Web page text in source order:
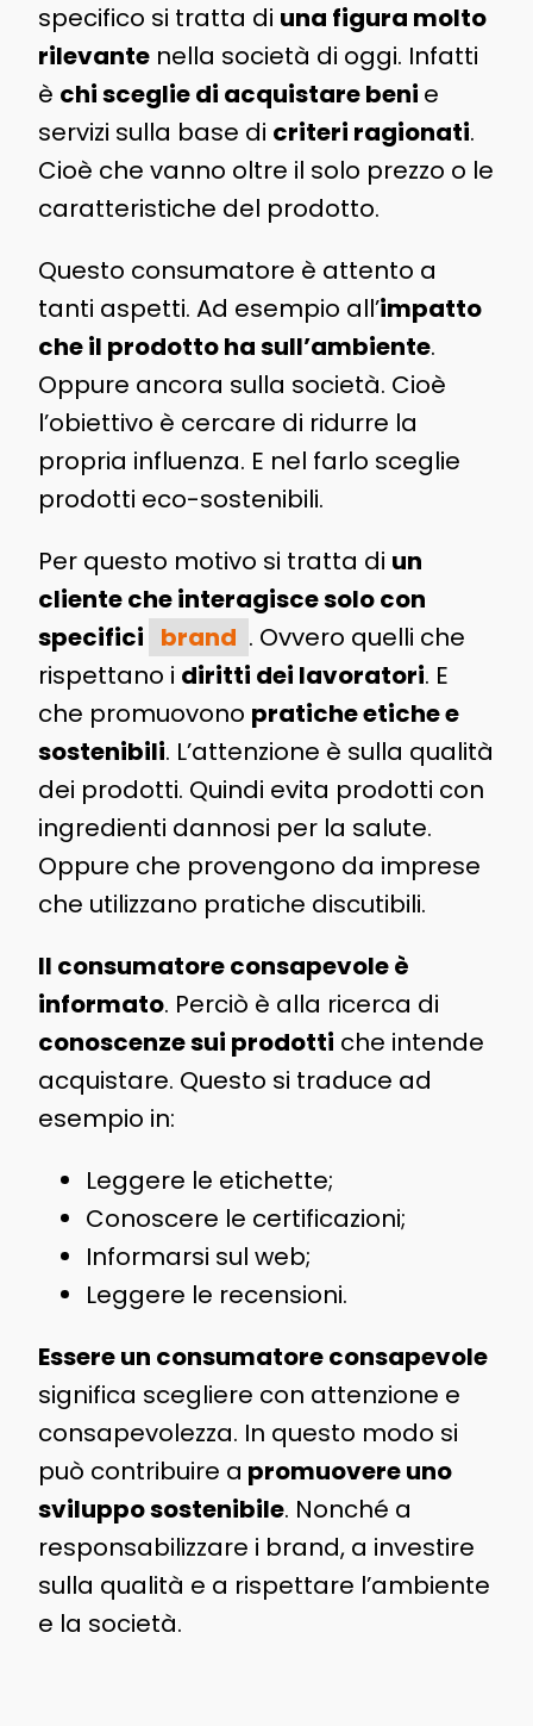
specifico si tratta di una figura molto
rilevantenella società di oggi. Infatti
è chi sceglie di acquistare beni e
servizi sulla base di criteri ragionati.
Cioè che vanno oltre il solo prezzo o le
caratteristiche del prodotto.
Questo consumatore è attento a
tanti aspetti. Ad esempio all’impatto
che il prodotto ha sull’ambiente.
Oppure ancora sulla società. Cioè
l’obiettivo è cercare di ridurre la
propria influenza. E nel farlo sceglie
prodotti eco-sostenibili.
Per questo motivo si tratta di un
cliente che interagisce solo con
specifici brand . Ovvero quelli che
rispettano i diritti dei lavoratori. E
che promuovono pratiche etiche e
sostenibili. L’attenzione è sulla qualità
dei prodotti. Quindi evita prodotti con
ingredienti dannosi per la salute.
Oppure che provengono da imprese
che utilizzano pratiche discutibili.
Il consumatore consapevole è
informato. Perciò è alla ricerca di
conoscenze sui prodotti che intende
acquistare. Questo si traduce ad
esempio in:
Leggere le etichette;
Conoscere le certificazioni;
Informarsi sul web;
Leggere le recensioni.
Essere un consumatore consapevole
significa scegliere con attenzione e
consapevolezza. In questo modo si
può contribuire a promuovere uno
sviluppo sostenibile. Nonché a
responsabilizzare i brand, a investire
sulla qualità e a rispettare l’ambiente
e la società.